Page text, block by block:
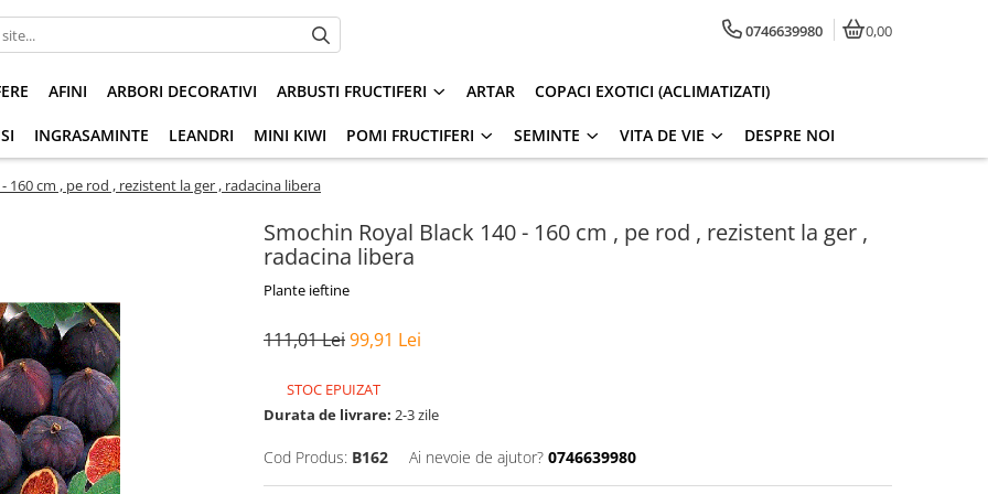
0746639980 0,00
AFINI ARBORI DECORATIVI ARBUSTI FRUCTIFERI ARTAR COPACI EXOTICI (ACLIMATIZATI)
INGRASAMINTE LEANDRI MINI KIWI POMI FRUCTIFERI SEMINTE VITA DE VIE DESPRE NOI
160 cm , pe rod , rezistent la ger , radacina libera
Smochin Royal Black 140 - 160 cm , pe rod , rezistent la ger ,
radacina libera
Plante ieftine
111,01 Lei99,91 Lei
STOC EPUIZAT
Durata de livrare: 2-3 zile
Cod Produs: B162 Ai nevoie de ajutor? 0746639980